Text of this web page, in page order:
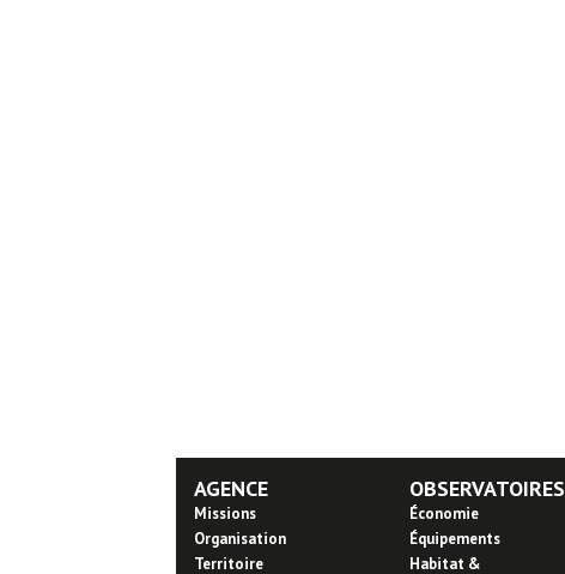
AGENCE
Missions
Organisation
Territoire
OBSERVATOIRES
Économie
Équipements
Habitat &